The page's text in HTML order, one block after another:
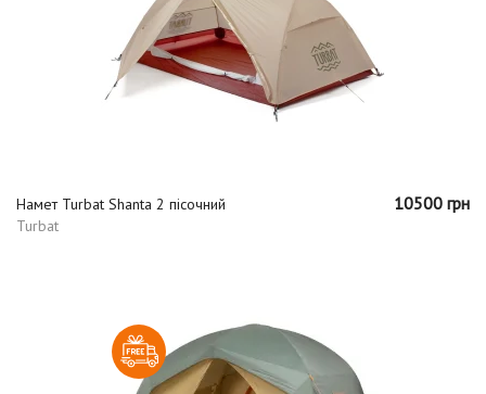
Намет Turbat Shanta 2 пісочний
Turbat
10500 грн